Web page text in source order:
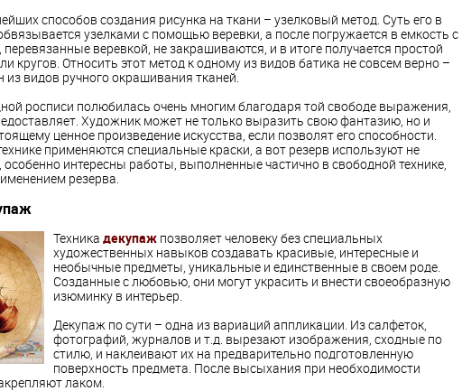
способов создания рисунка на ткани – узелковый метод. Суть его в
узелками с помощью веревки, а после погружается в емкость с
перевязанные веревкой, не закрашиваются, и в итоге получается простой
кругов. Относить этот метод к одному из видов батика не совсем верно –
из видов ручного окрашивания тканей.
росписи полюбилась очень многим благодаря той свободе выражения,
Художник может не только выразить свою фантазию, но и
ценное произведение искусства, если позволят его способности.
применяются специальные краски, а вот резерв используют не
особенно интересны работы, выполненные частично в свободной технике,
резерва.
Техника декупажпозволяет человеку без специальных
художественных навыков создавать красивые, интересные и
необычные предметы, уникальные и единственные в своем роде.
Созданные с любовью, они могут украсить и внести своеобразную
изюминку в интерьер.
Декупаж по сути – одна из вариаций аппликации. Из салфеток,
фотографий, журналов и т.д. вырезают изображения, сходные по
стилю, и наклеивают их на предварительно подготовленную
поверхность предмета. После высыхания при необходимости
лаком.